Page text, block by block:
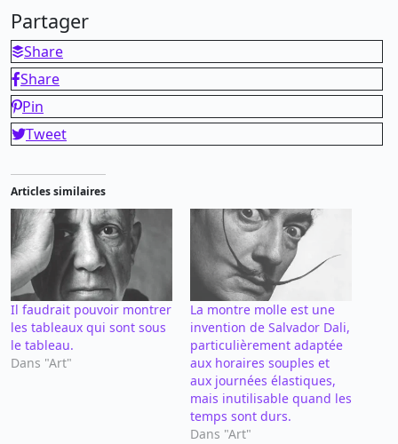
Partager
Share
Share
Pin
Tweet
Articles similaires
Il faudrait pouvoir montrer
les tableaux qui sont sous
le tableau.
Dans "Art"
La montre molle est une
invention de Salvador Dali,
particulièrement adaptée
aux horaires souples et
aux journées élastiques,
mais inutilisable quand les
temps sont durs.
Dans "Art"